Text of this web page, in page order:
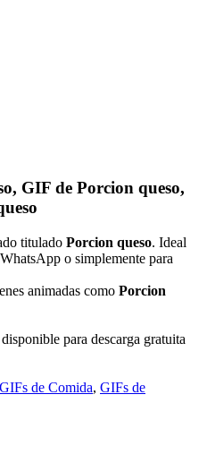
GIF de Porcion queso,
titulado Porcion queso. Ideal
o simplemente para
animadas como Porcion
disponible para descarga gratuita
GIFs de Comida, GIFs de